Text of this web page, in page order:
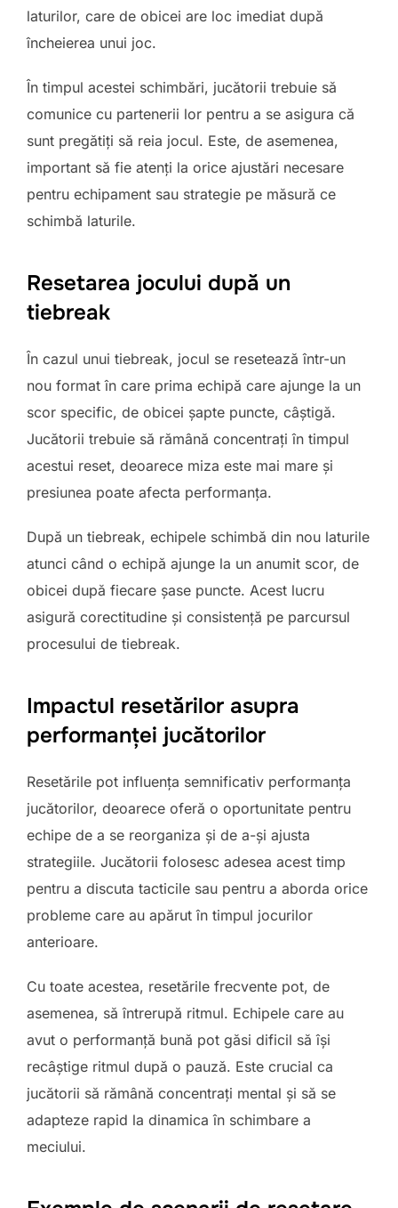
laturilor, care de obicei are loc imediat după
încheierea unui joc.
În timpul acestei schimbări, jucătorii trebuie să
comunice cu partenerii lor pentru a se asigura că
sunt pregătiți să reia jocul. Este, de asemenea,
important să fie atenți la orice ajustări necesare
pentru echipament sau strategie pe măsură ce
schimbă laturile.
Resetarea jocului după un
tiebreak
În cazul unui tiebreak, jocul se resetează într-un
nou format în care prima echipă care ajunge la un
scor specific, de obicei șapte puncte, câștigă.
Jucătorii trebuie să rămână concentrați în timpul
acestui reset, deoarece miza este mai mare și
presiunea poate afecta performanța.
După un tiebreak, echipele schimbă din nou laturile
atunci când o echipă ajunge la un anumit scor, de
obicei după fiecare șase puncte. Acest lucru
asigură corectitudine și consistență pe parcursul
procesului de tiebreak.
Impactul resetărilor asupra
performanței jucătorilor
Resetările pot influența semnificativ performanța
jucătorilor, deoarece oferă o oportunitate pentru
echipe de a se reorganiza și de a-și ajusta
strategiile. Jucătorii folosesc adesea acest timp
pentru a discuta tacticile sau pentru a aborda orice
probleme care au apărut în timpul jocurilor
anterioare.
Cu toate acestea, resetările frecvente pot, de
asemenea, să întrerupă ritmul. Echipele care au
avut o performanță bună pot găsi dificil să își
recâștige ritmul după o pauză. Este crucial ca
jucătorii să rămână concentrați mental și să se
adapteze rapid la dinamica în schimbare a
meciului.